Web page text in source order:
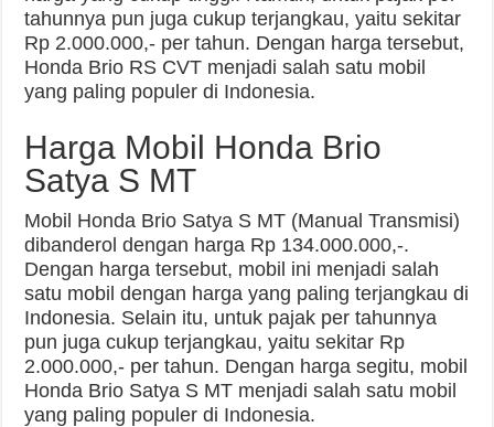
tahunnya pun juga cukup terjangkau, yaitu sekitar
Rp 2.000.000,- per tahun. Dengan harga tersebut,
Honda Brio RS CVT menjadi salah satu mobil
yang paling populer di Indonesia.
Harga Mobil Honda Brio
Satya S MT
Mobil Honda Brio Satya S MT (Manual Transmisi)
dibanderol dengan harga Rp 134.000.000,-.
Dengan harga tersebut, mobil ini menjadi salah
satu mobil dengan harga yang paling terjangkau di
Indonesia. Selain itu, untuk pajak per tahunnya
pun juga cukup terjangkau, yaitu sekitar Rp
2.000.000,- per tahun. Dengan harga segitu, mobil
Honda Brio Satya S MT menjadi salah satu mobil
yang paling populer di Indonesia.